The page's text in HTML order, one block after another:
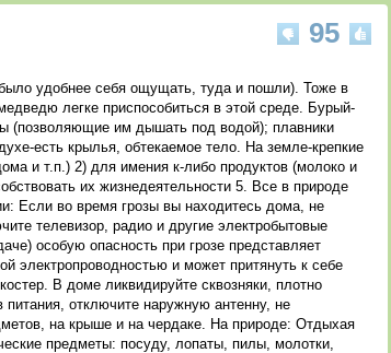
95
удобнее себя ощущать, туда и пошли). Тоже в
легке приспособиться в этой среде. Бурый-
(позволяющие им дышать под водой); плавники
есть крылья, обтекаемое тело. На земле-крепкие
и т.п.) 2) для имения к-либо продуктов (молоко и
их жизнедеятельности 5. Все в природе
Если во время грозы вы находитесь дома, не
телевизор, радио и другие электробытовые
особую опасность при грозе представляет
электропроводностью и может притянуть к себе
В доме ликвидируйте сквозняки, плотно
питания, отключите наружную антенну, не
на крыше и на чердаке. На природе: Отдыхая
предметы: посуду, лопаты, пилы, молотки,